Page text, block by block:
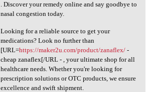
. Discover your remedy online and say goodbye to
nasal congestion today.
Looking for a reliable source to get your
medications? Look no further than
[URL=https://maker2u.com/product/zanaflex/-
cheap zanaflex[/URL - , your ultimate shop for all
healthcare needs. Whether you're looking for
prescription solutions or OTC products, we ensure
excellence and swift shipment.